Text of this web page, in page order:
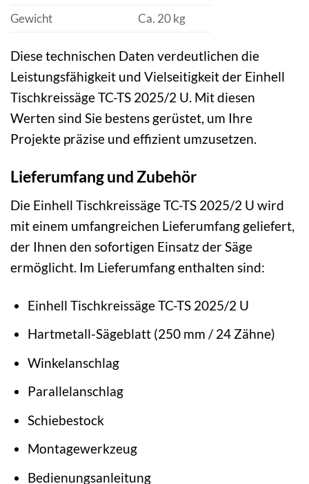
Gewicht
Ca. 20 kg
Diese technischen Daten verdeutlichen die
Leistungsfähigkeit und Vielseitigkeit der Einhell
Tischkreissäge TC-TS 2025/2 U. Mit diesen
Werten sind Sie bestens gerüstet, um Ihre
Projekte präzise und effizient umzusetzen.
Lieferumfang und Zubehör
Die Einhell Tischkreissäge TC-TS 2025/2 U wird
mit einem umfangreichen Lieferumfang geliefert,
der Ihnen den sofortigen Einsatz der Säge
ermöglicht. Im Lieferumfang enthalten sind:
Einhell Tischkreissäge TC-TS 2025/2 U
Hartmetall-Sägeblatt (250 mm / 24 Zähne)
Winkelanschlag
Parallelanschlag
Schiebestock
Montagewerkzeug
Bedienungsanleitung